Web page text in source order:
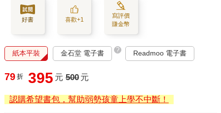
好書 喜歡+1
寫評價
賺金幣
紙本平裝 金石堂 電子書 ? Readmoo 電子書
79 折 395 元 500 元
認購希望書包，幫助弱勢孩童上學不中斷！